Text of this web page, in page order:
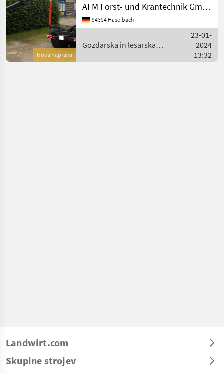
Nova naprava
Profi Rückewagen mit groß
dimensionierter Achse mit
Präzisionsverbindung
AFM Forst- und Krantechnik GmbH
94354 Haselbach
Gozdarska in lesarska
23-01-
2024
13:32
Landwirt.com
Skupine strojev